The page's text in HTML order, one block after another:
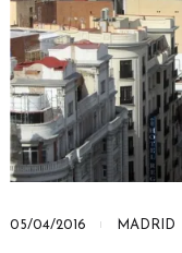
05/04/2016 MADRID